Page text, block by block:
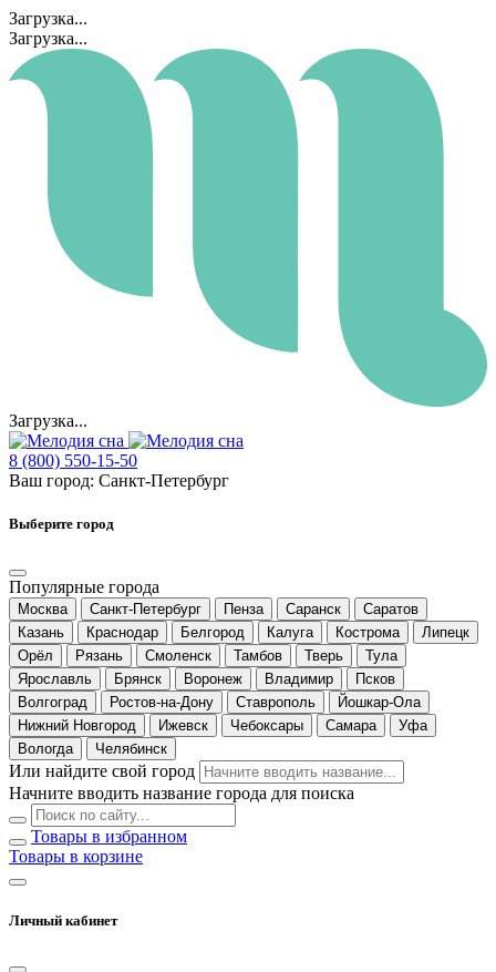
Загрузка...
Загрузка...
Загрузка...
8 (800) 550-15-50
Ваш город: Санкт-Петербург
Выберите город
Популярные города
Москва Санкт-Петербург Пенза Саранск
Саратов
Казань
Краснодар Белгород Калуга Кострома
Липецк
Орёл
Рязань Смоленск Тамбов Тверь
Тула
Ярославль
Брянск Воронеж Владимир
Псков
Волгоград
Ростов-на-Дону Ставрополь
Йошкар-Ола
Нижний Новгород
Ижевск Чебоксары Самара
Уфа
Вологда
Челябинск
Или найдите свой город
Начните вводить название города для поиска
Товары в избранном
Товары в корзине
Личный кабинет